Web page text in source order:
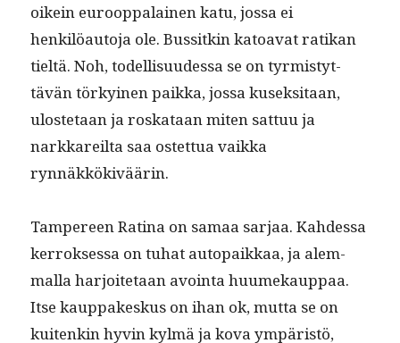
oikein euroop­palainen katu, jos­sa ei
henkilöau­to­ja ole. Bus­sitkin katoa­vat ratikan
tieltä. Noh, todel­lisu­udessa se on tyr­mistyt­
tävän törkyi­nen paik­ka, jos­sa kusek­si­taan,
uloste­taan ja roskataan miten sat­tuu ja
narkkareil­ta saa ostet­tua vaik­ka
rynnäkkökiväärin.
Tam­pereen Rati­na on samaa sar­jaa. Kahdessa
ker­rokses­sa on tuhat autopaikkaa, ja alem­
mal­la har­joite­taan avoin­ta huumekaup­paa.
Itse kaup­pakeskus on ihan ok, mut­ta se on
kuitenkin hyvin kylmä ja kova ympäristö,